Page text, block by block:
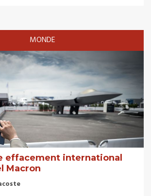
MONDE
effacement international
Macron